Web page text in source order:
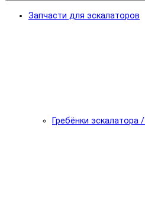
Запчасти для эскалаторов
Гребёнки эскалатора